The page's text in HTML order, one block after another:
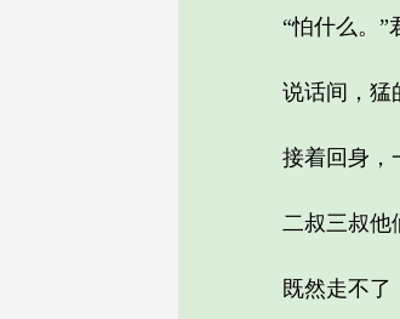
“怕什么。”君
说话间，猛的
接着回身，一
二叔三叔他们
既然走不了，